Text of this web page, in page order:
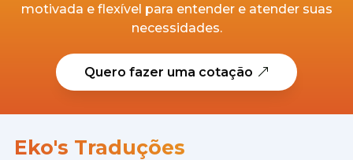
motivada e flexível para entender e atender suas
necessidades.
Quero fazer uma cotação
Eko's Traduções